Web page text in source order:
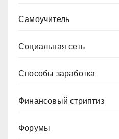
Самоучитель
Социальная сеть
Способы заработка
Финансовый стриптиз
Форумы